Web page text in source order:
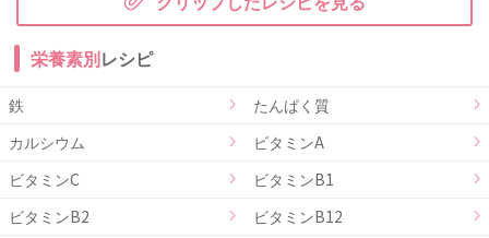
栄養素別レシピ
鉄
たんぱく質
カルシウム
ビタミンA
ビタミンC
ビタミンB1
ビタミンB2
ビタミンB12